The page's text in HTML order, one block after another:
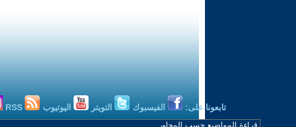
تابعونا على: الفيسبوك التويتر اليوتيوب